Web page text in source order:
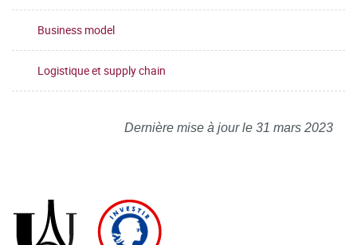
Business model
Logistique et supply chain
Dernière mise à jour le 31 mars 2023